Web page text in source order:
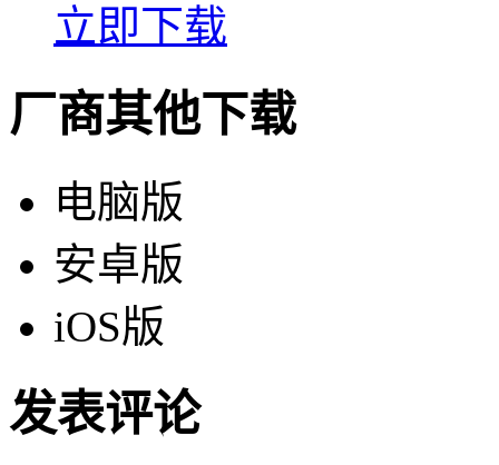
立即下载
厂商其他下载
电脑版
安卓版
iOS版
发表评论